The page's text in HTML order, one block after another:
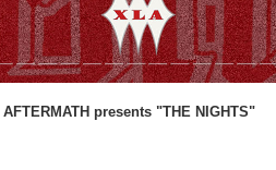
presents "THE NIGHTS"